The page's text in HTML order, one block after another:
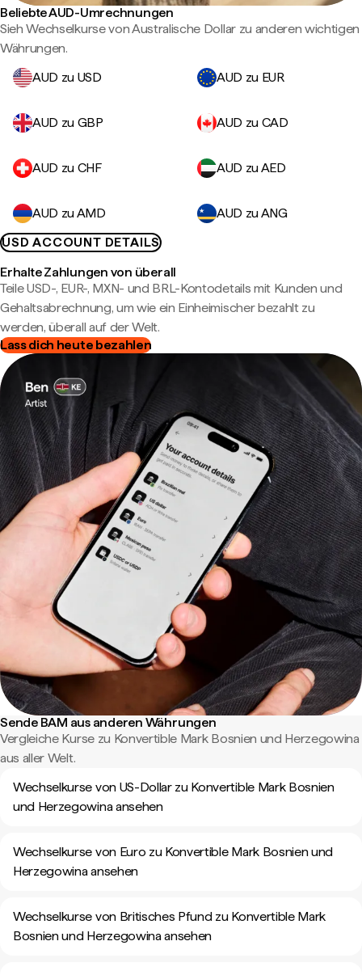
Beliebte AUD-Umrechnungen
Sieh Wechselkurse von Australische Dollar zu anderen wichtigen
Währungen.
AUD zu USD
AUD zu EUR
AUD zu GBP AUD zu CAD
AUD zu CHF AUD zu AED
AUD zu AMD
AUD zu ANG
USD ACCOUNT DETAILS
Erhalte Zahlungen von überall
Teile USD-, EUR-, MXN- und BRL-Kontodetails mit Kunden und
Gehaltsabrechnung, um wie ein Einheimischer bezahlt zu
werden, überall auf der Welt.
Lass dich heute bezahlen
Sende BAM aus anderen Währungen
Vergleiche Kurse zu Konvertible Mark Bosnien und Herzegowina
aus aller Welt.
Wechselkurse von US-Dollar zu Konvertible Mark Bosnien
und Herzegowina ansehen
Wechselkurse von Euro zu Konvertible Mark Bosnien und
Herzegowina ansehen
Wechselkurse von Britisches Pfund zu Konvertible Mark
Bosnien und Herzegowina ansehen